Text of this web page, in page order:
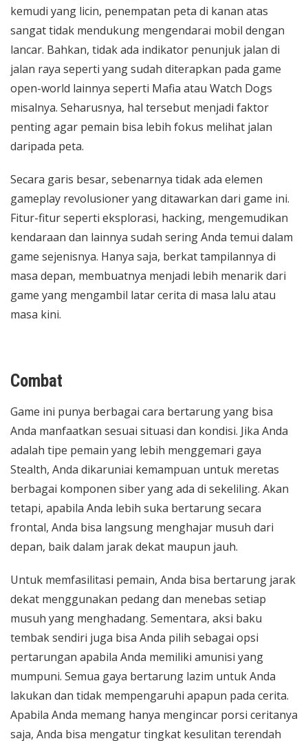
kemudi yang licin, penempatan peta di kanan atas
sangat tidak mendukung mengendarai mobil dengan
lancar. Bahkan, tidak ada indikator penunjuk jalan di
jalan raya seperti yang sudah diterapkan pada game
open-world lainnya seperti Mafia atau Watch Dogs
misalnya. Seharusnya, hal tersebut menjadi faktor
penting agar pemain bisa lebih fokus melihat jalan
daripada peta.
Secara garis besar, sebenarnya tidak ada elemen
gameplay revolusioner yang ditawarkan dari game ini.
Fitur-fitur seperti eksplorasi, hacking, mengemudikan
kendaraan dan lainnya sudah sering Anda temui dalam
game sejenisnya. Hanya saja, berkat tampilannya di
masa depan, membuatnya menjadi lebih menarik dari
game yang mengambil latar cerita di masa lalu atau
masa kini.
Combat
Game ini punya berbagai cara bertarung yang bisa
Anda manfaatkan sesuai situasi dan kondisi. Jika Anda
adalah tipe pemain yang lebih menggemari gaya
Stealth, Anda dikaruniai kemampuan untuk meretas
berbagai komponen siber yang ada di sekeliling. Akan
tetapi, apabila Anda lebih suka bertarung secara
frontal, Anda bisa langsung menghajar musuh dari
depan, baik dalam jarak dekat maupun jauh.
Untuk memfasilitasi pemain, Anda bisa bertarung jarak
dekat menggunakan pedang dan menebas setiap
musuh yang menghadang. Sementara, aksi baku
tembak sendiri juga bisa Anda pilih sebagai opsi
pertarungan apabila Anda memiliki amunisi yang
mumpuni. Semua gaya bertarung lazim untuk Anda
lakukan dan tidak mempengaruhi apapun pada cerita.
Apabila Anda memang hanya mengincar porsi ceritanya
saja, Anda bisa mengatur tingkat kesulitan terendah